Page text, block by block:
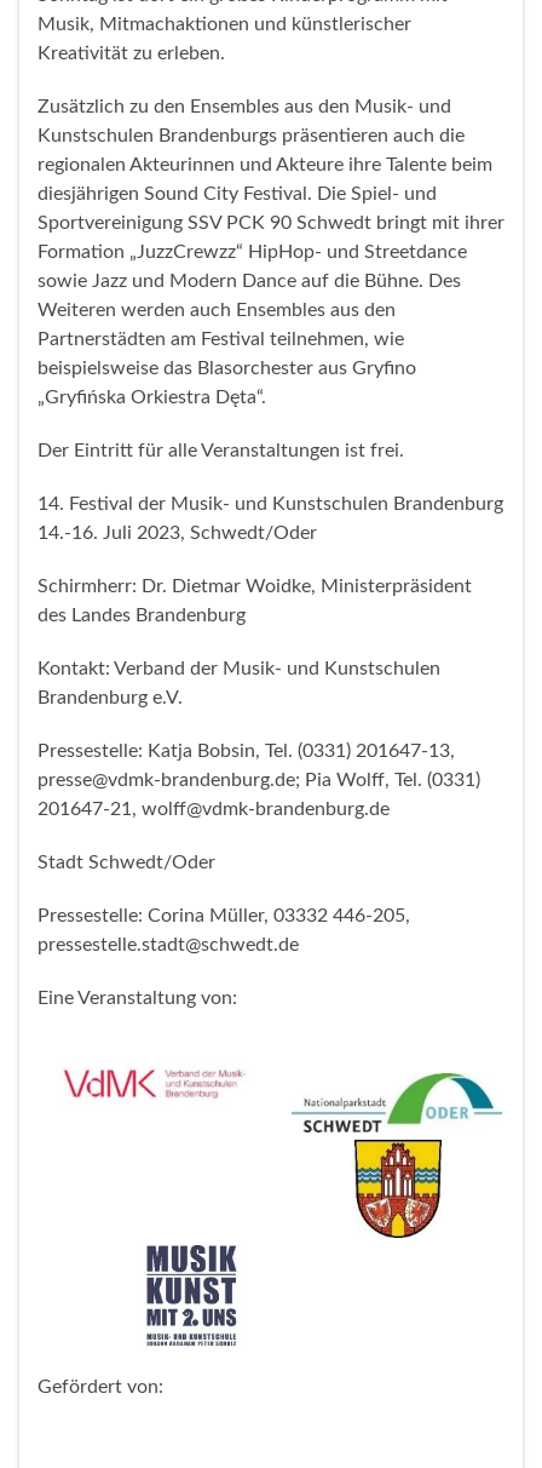
Musik, Mitmachaktionen und künstlerischer
Kreativität zu erleben.
Zusätzlich zu den Ensembles aus den Musik- und
Kunstschulen Brandenburgs präsentieren auch die
regionalen Akteurinnen und Akteure ihre Talente beim
diesjährigen Sound City Festival. Die Spiel- und
Sportvereinigung SSV PCK 90 Schwedt bringt mit ihrer
Formation „JuzzCrewzz“ HipHop- und Streetdance
sowie Jazz und Modern Dance auf die Bühne. Des
Weiteren werden auch Ensembles aus den
Partnerstädten am Festival teilnehmen, wie
beispielsweise das Blasorchester aus Gryfino
„Gryfińska Orkiestra Dęta“.
Der Eintritt für alle Veranstaltungen ist frei.
14. Festival der Musik- und Kunstschulen Brandenburg
14.-16. Juli 2023, Schwedt/Oder
Schirmherr: Dr. Dietmar Woidke, Ministerpräsident
des Landes Brandenburg
Kontakt: Verband der Musik- und Kunstschulen
Brandenburg e.V.
Pressestelle: Katja Bobsin, Tel. (0331) 201647-13,
presse@vdmk-brandenburg.de; Pia Wolff, Tel. (0331)
201647-21, wolff@vdmk-brandenburg.de
Stadt Schwedt/Oder
Pressestelle: Corina Müller, 03332 446-205,
pressestelle.stadt@schwedt.de
Eine Veranstaltung von:
Gefördert von: